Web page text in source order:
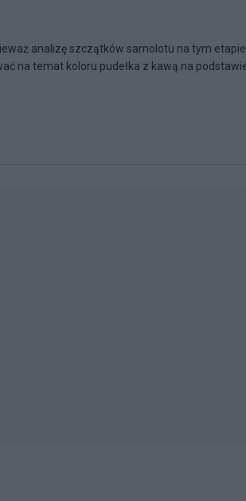
analizę szczątków samolotu na tym etapie
na temat koloru pudełka z kawą na